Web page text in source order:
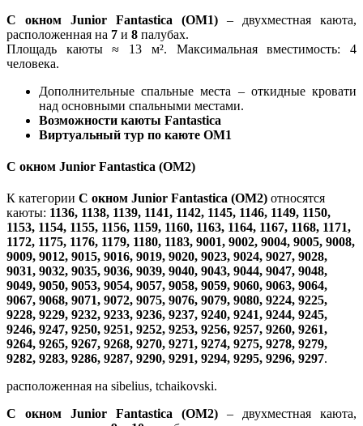
С окном Junior Fantastica (OM1) – двухместная каюта,
расположенная на 7 и 8 палубах.
Площадь каюты ≈ 13 м². Максимальная вместимость: 4
человека.
Дополнительные спальные места – откидные кровати
над основными спальными местами.
Возможности каюты Fantastica
Виртуальный тур по каюте OM1
С окном Junior Fantastica (OM2)
К категории С окном Junior Fantastica (OM2) относятся
каюты: 1136, 1138, 1139, 1141, 1142, 1145, 1146, 1149, 1150,
1153, 1154, 1155, 1156, 1159, 1160, 1163, 1164, 1167, 1168, 1171,
1172, 1175, 1176, 1179, 1180, 1183, 9001, 9002, 9004, 9005, 9008,
9009, 9012, 9015, 9016, 9019, 9020, 9023, 9024, 9027, 9028,
9031, 9032, 9035, 9036, 9039, 9040, 9043, 9044, 9047, 9048,
9049, 9050, 9053, 9054, 9057, 9058, 9059, 9060, 9063, 9064,
9067, 9068, 9071, 9072, 9075, 9076, 9079, 9080, 9224, 9225,
9228, 9229, 9232, 9233, 9236, 9237, 9240, 9241, 9244, 9245,
9246, 9247, 9250, 9251, 9252, 9253, 9256, 9257, 9260, 9261,
9264, 9265, 9267, 9268, 9270, 9271, 9274, 9275, 9278, 9279,
9282, 9283, 9286, 9287, 9290, 9291, 9294, 9295, 9296, 9297.
расположенная на sibelius, tchaikovski.
С окном Junior Fantastica (OM2) – двухместная каюта,